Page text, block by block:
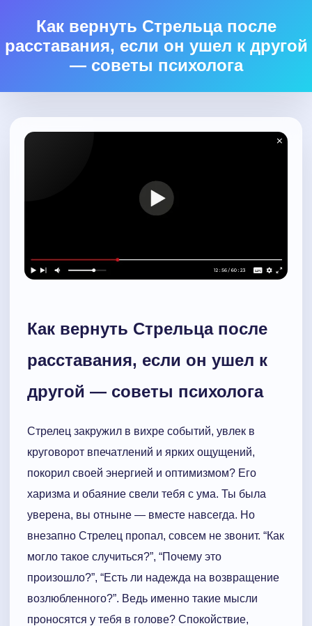
Как вернуть Стрельца после
расставания, если он ушел к другой
— советы психолога
Как вернуть Стрельца после
расставания, если он ушел к
другой — советы психолога
Стрелец закружил в вихре событий, увлек в
круговорот впечатлений и ярких ощущений,
покорил своей энергией и оптимизмом? Его
харизма и обаяние свели тебя с ума. Ты была
уверена, вы отныне — вместе навсегда. Но
внезапно Стрелец пропал, совсем не звонит. “Как
могло такое случиться?”, “Почему это
произошло?”, “Есть ли надежда на возвращение
возлюбленного?”. Ведь именно такие мысли
проносятся у тебя в голове? Спокойствие,